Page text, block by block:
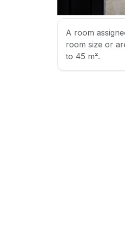
A room
room size or
to 45 m².